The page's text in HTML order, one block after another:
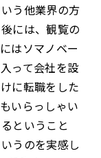
う他業界の方
には、観覧の
はソマノベー
って会社を設
に転職をした
いらっしゃい
ということ
うのを実感し